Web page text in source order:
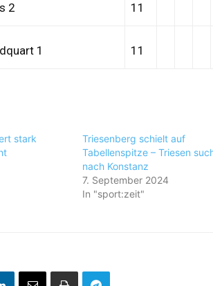
2 11
1 11
stark
Triesenberg schielt auf
Tabellenspitze – Triesen
nach Konstanz
7. September 2024
In "sport:zeit"